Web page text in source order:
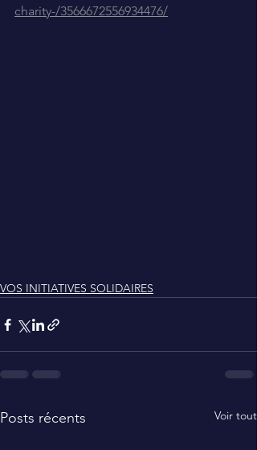
charity-/3566672556934476/
VOS INITIATIVES SOLIDAIRES
Posts récents Voir tout